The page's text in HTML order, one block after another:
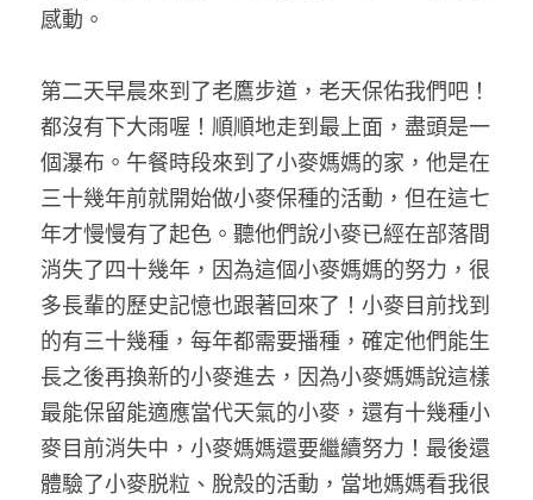
感動。
第二天早晨來到了老鷹步道，老天保佑我們吧！
都沒有下大雨喔！順順地走到最上面，盡頭是一
個瀑布。午餐時段來到了小麥媽媽的家，他是在
三十幾年前就開始做小麥保種的活動，但在這七
年才慢慢有了起色。聽他們說小麥已經在部落間
消失了四十幾年，因為這個小麥媽媽的努力，很
多長輩的歷史記憶也跟著回來了！小麥目前找到
的有三十幾種，每年都需要播種，確定他們能生
長之後再換新的小麥進去，因為小麥媽媽說這樣
最能保留能適應當代天氣的小麥，還有十幾種小
麥目前消失中，小麥媽媽還要繼續努力！最後還
體驗了小麥脱粒、脫殼的活動，當地媽媽看我很